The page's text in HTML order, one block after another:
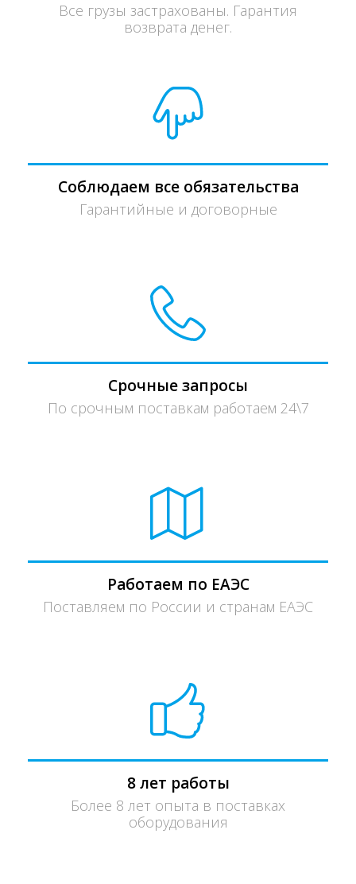
Все грузы застрахованы. Гарантия
возврата денег.
Соблюдаем все обязательства
Гарантийные и договорные
Срочные запросы
По срочным поставкам работаем 24\7
Работаем по ЕАЭС
Поставляем по России и странам ЕАЭС
8 лет работы
Более 8 лет опыта в поставках
оборудования